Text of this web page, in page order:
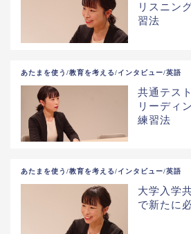
リスニン
習法
あたまを使う/教育を考える/インタビュー/英語
共通テス
リーディ
練習法
あたまを使う/教育を考える/インタビュー/英語
大学入学
で新たに